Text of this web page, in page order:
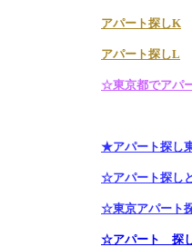
アパート探しK
アパート探しL
☆東京都でアパ
★アパート探し
☆アパート探し
☆東京アパート
☆アパート 探